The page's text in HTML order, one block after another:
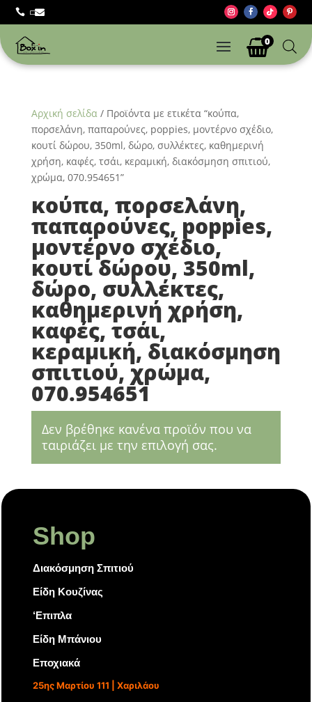
 
0
Αρχική σελίδα/ Προϊόντα με ετικέτα “κούπα,
πορσελάνη, παπαρούνες, poppies, μοντέρνο σχέδιο,
κουτί δώρου, 350ml, δώρο, συλλέκτες, καθημερινή
χρήση, καφές, τσάι, κεραμική, διακόσμηση σπιτιού,
χρώμα, 070.954651”
κούπα, πορσελάνη,
παπαρούνες, poppies,
μοντέρνο σχέδιο,
κουτί δώρου, 350ml,
δώρο, συλλέκτες,
καθημερινή χρήση,
καφές, τσάι,
κεραμική, διακόσμηση
σπιτιού, χρώμα,
070.954651
Δεν βρέθηκε κανένα προϊόν που να
ταιριάζει με την επιλογή σας.
Shop
Διακόσμηση Σπιτιού
Είδη Κουζίνας
‘Επιπλα
Είδη Μπάνιου
Εποχιακά
25ης Μαρτίου 111 | Χαριλάου